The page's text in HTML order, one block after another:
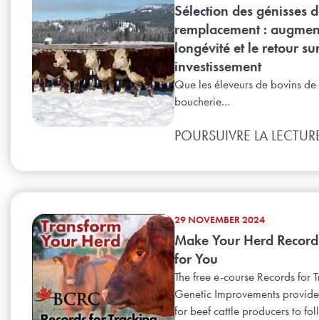
Sélection des génisses
remplacement :
longévité et le retour
investissement
Que les éleveurs de bovins de
boucherie...
POURSUIVRE LA
29 NOVEMBER 2024
Make Your Herd
for You
The free e-course Records for
Genetic Improvements
for beef cattle producers to